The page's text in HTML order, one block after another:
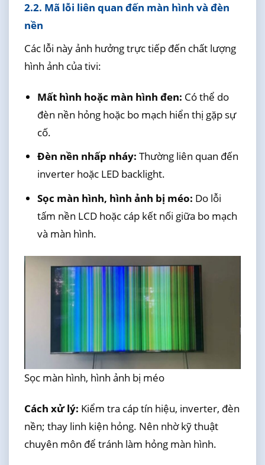
2.2. Mã lỗi liên quan đến màn hình và đèn
nền
Các lỗi này ảnh hưởng trực tiếp đến chất lượng
hình ảnh của tivi:
Mất hình hoặc màn hình đen: Có thể do
đèn nền hỏng hoặc bo mạch hiển thị gặp sự
cố.
Đèn nền nhấp nháy: Thường liên quan đến
inverter hoặc LED backlight.
Sọc màn hình, hình ảnh bị méo: Do lỗi
tấm nền LCD hoặc cáp kết nối giữa bo mạch
và màn hình.
Sọc màn hình, hình ảnh bị méo
Cách xử lý: Kiểm tra cáp tín hiệu, inverter, đèn
nền; thay linh kiện hỏng. Nên nhờ kỹ thuật
chuyên môn để tránh làm hỏng màn hình.